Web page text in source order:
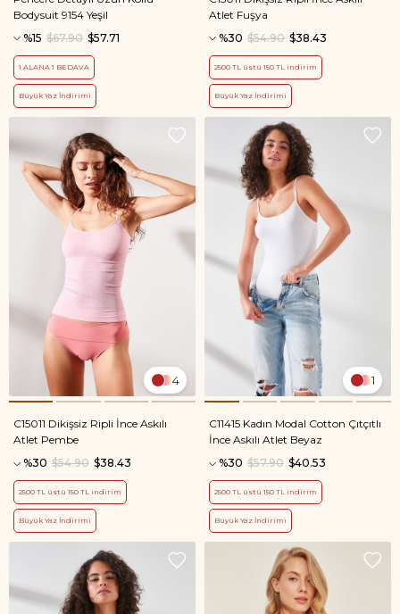
Bodysuit 9154 Yeşil
%15
$57.71
$67.90
1 ALANA 1 BEDAVA
Büyük Yaz İndirimi
Atlet Fuşya
%30
$38.43
$54.90
2500 TL üstü 150 TL indirim
Büyük Yaz İndirimi
4
C15011 Dikişsiz Ripli İnce Askılı
Atlet Pembe
%30
$38.43
$54.90
2500 TL üstü 150 TL indirim
Büyük Yaz İndirimi
1
C11415 Kadın Modal Cotton Çıtçıtlı
İnce Askılı Atlet Beyaz
%30
$40.53
$57.90
2500 TL üstü 150 TL indirim
Büyük Yaz İndirimi